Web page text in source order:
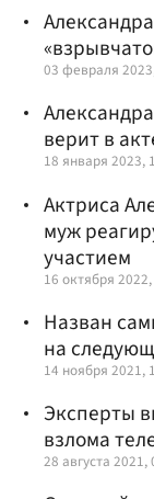
03 февраля
верит в
18 января 2023,
Актриса
муж
участием
16 октября
Назван
на
14 ноября 2021,
Эксперты
взлома
28 августа 2021,